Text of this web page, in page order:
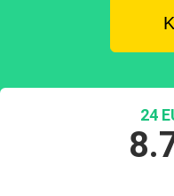
24